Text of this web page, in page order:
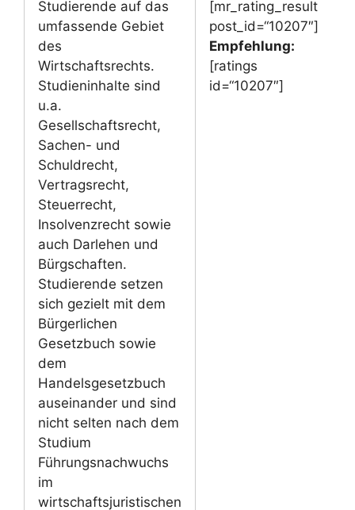
Studierende auf das
umfassende Gebiet
des
Wirtschaftsrechts.
Studieninhalte sind
u.a.
Gesellschaftsrecht,
Sachen- und
Schuldrecht,
Vertragsrecht,
Steuerrecht,
Insolvenzrecht sowie
auch Darlehen und
Bürgschaften.
Studierende setzen
sich gezielt mit dem
Bürgerlichen
Gesetzbuch sowie
dem
Handelsgesetzbuch
auseinander und sind
nicht selten nach dem
Studium
Führungsnachwuchs
im
wirtschaftsjuristischen
[mr_rating_result
post_id=“10207″]
Empfehlung:
[ratings
id=“10207″]